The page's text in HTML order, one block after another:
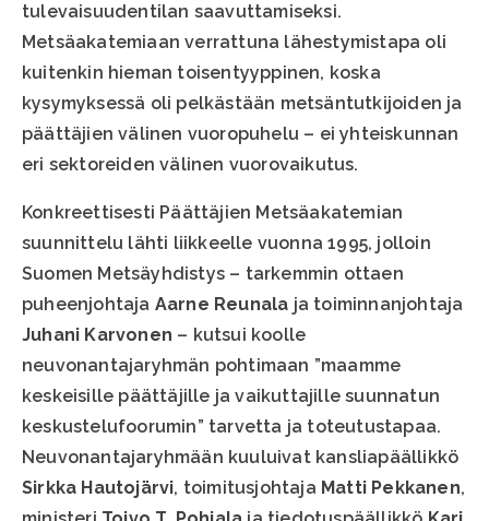
tulevaisuudentilan saavuttamiseksi.
Metsäakatemiaan verrattuna lähestymistapa oli
kuitenkin hieman toisentyyppinen, koska
kysymyksessä oli pelkästään metsäntutkijoiden ja
päättäjien välinen vuoropuhelu – ei yhteiskunnan
eri sektoreiden välinen vuorovaikutus.
Konkreettisesti Päättäjien Metsäakatemian
suunnittelu lähti liikkeelle vuonna 1995, jolloin
Suomen Metsäyhdistys – tarkemmin ottaen
puheenjohtaja Aarne Reunala ja toiminnanjohtaja
Juhani Karvonen – kutsui koolle
neuvonantajaryhmän pohtimaan ”maamme
keskeisille päättäjille ja vaikuttajille suunnatun
keskustelufoorumin” tarvetta ja toteutustapaa.
Neuvonantajaryhmään kuuluivat kansliapäällikkö
Sirkka Hautojärvi, toimitusjohtaja Matti Pekkanen,